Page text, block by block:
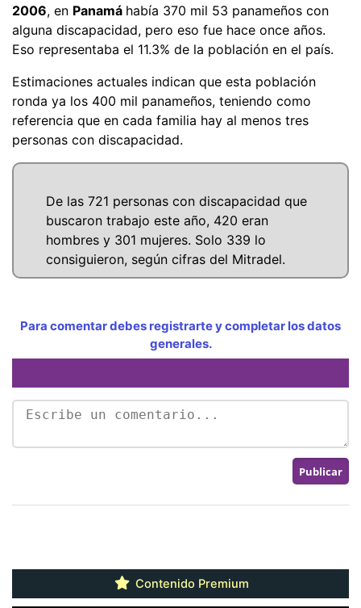
2006, en Panamá había 370 mil 53 panameños con
alguna discapacidad, pero eso fue hace once años.
Eso representaba el 11.3% de la población en el país.
Estimaciones actuales indican que esta población
ronda ya los 400 mil panameños, teniendo como
referencia que en cada familia hay al menos tres
personas con discapacidad.
De las 721 personas con discapacidad que
buscaron trabajo este año, 420 eran
hombres y 301 mujeres. Solo 339 lo
consiguieron, según cifras del Mitradel.
Para comentar debes registrarte y completar los datos
generales.
Contenido Premium